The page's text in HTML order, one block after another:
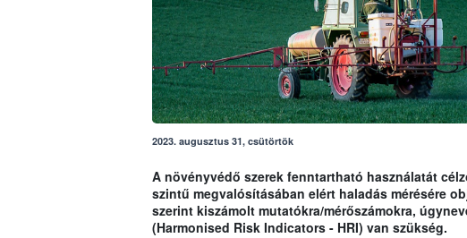
2023. augusztus 31, csütörtök
A növényvédő szerek fenntartható használatát
szintű megvalósításában elért haladás mérésére
szerint kiszámolt mutatókra/mérőszámokra,
(Harmonised Risk Indicators - HRI) van szükség.